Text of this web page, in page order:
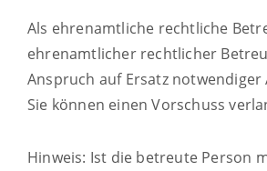
Als ehrenamtliche rechtliche
ehrenamtlicher rechtlicher
Anspruch auf Ersatz notwendiger
Sie können einen Vorschuss
Hinweis: Ist die betreute Person